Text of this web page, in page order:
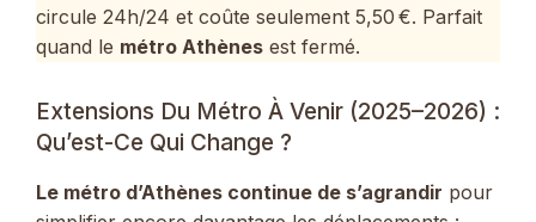
circule 24h/24 et coûte seulement 5,50 €. Parfait
quand le métro Athènes est fermé.
Extensions Du Métro À Venir (2025–2026) :
Qu’est-Ce Qui Change ?
Le métro d’Athènes continue de s’agrandir pour